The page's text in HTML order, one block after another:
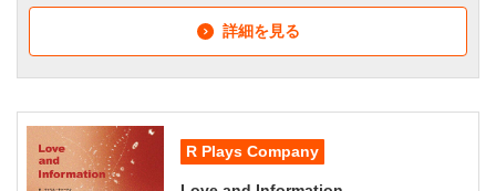
詳細を見る
R Plays Company